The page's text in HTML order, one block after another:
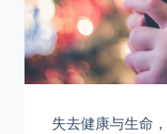
失去健康与生命